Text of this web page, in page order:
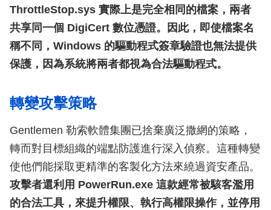
ThrottleStop.sys 實際上是完全相同的檔案，兩者
共享同一個 DigiCert 數位憑證。因此，即使檔案名
稱不同，Windows 的驅動程式簽章驗證也無法提供
保護，因為系統將兩者都視為合法驅動程式。
轉變攻擊策略
Gentlemen 勒索軟體集團已捨棄廣泛撒網的策略，
轉而對目標組織的端點防護進行深入偵察。這種轉變
使他們能採取更精準的客製化方法來繞過資安產品。
攻擊者還利用 PowerRun.exe 這款經常被駭客濫用
的合法工具，來提升權限、執行高權限操作，並停用